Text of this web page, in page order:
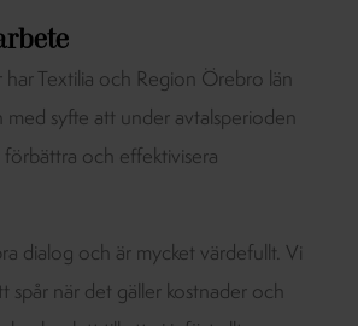
har Textilia och Region Örebro län
med syfte att under avtalsperioden
förbättra och effektivisera
dialog och är mycket värdefullt. Vi
spår när det gäller kostnader och